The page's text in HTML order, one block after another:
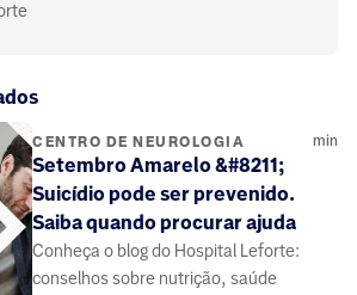
CENTRO DE NEUROLOGIA min
Setembro Amarelo &#8211;
Suicídio pode ser prevenido.
Saiba quando procurar ajuda
Conheça o blog do Hospital Leforte:
conselhos sobre nutrição, saúde